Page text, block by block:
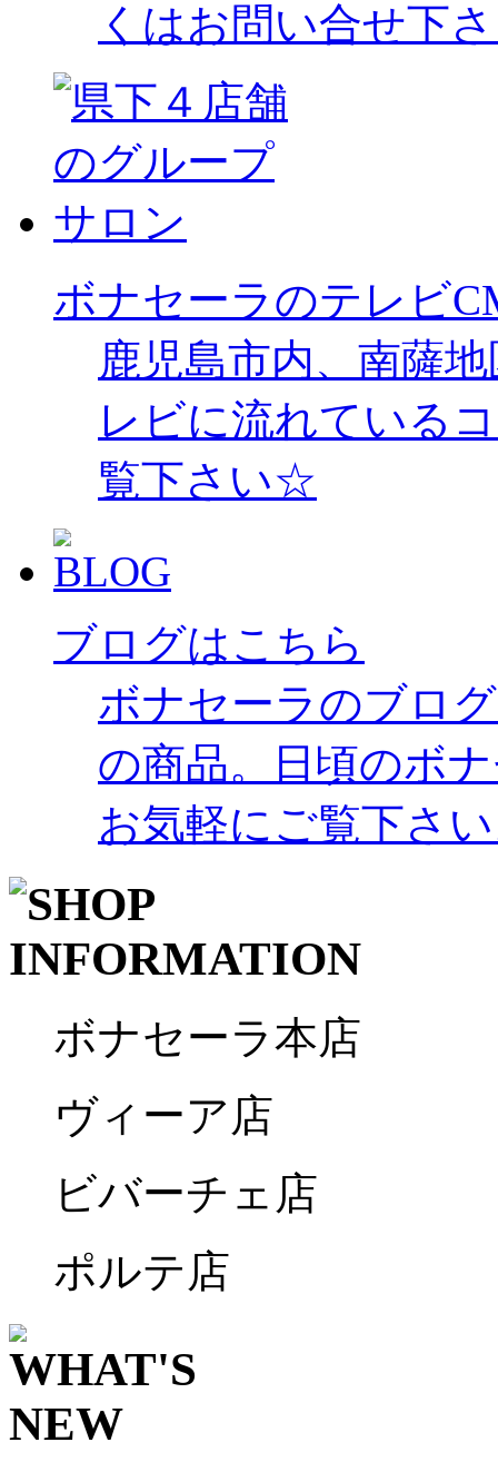
くはお問い合せ下
ボナセーラのテレビ
鹿児島市内、南薩
レビに流れている
覧下さい☆
ブログはこちら
ボナセーラのブロ
の商品。日頃のボ
お気軽にご覧下さ
ボナセーラ本店
ヴィーア店
ビバーチェ店
ポルテ店